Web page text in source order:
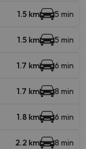
1.5 km 5 min
1.5 km 5 min
1.7 km 6 min
1.7 km 8 min
1.8 km 6 min
2.2 km 8 min